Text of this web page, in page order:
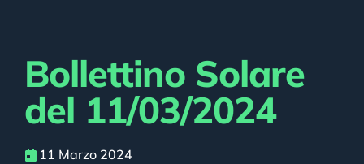
Bollettino Solare
del 11/03/2024
11 Marzo 2024